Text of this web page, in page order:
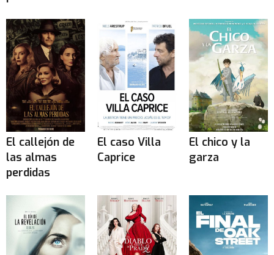
El callejón de
las almas
perdidas
El caso Villa
Caprice
El chico y la
garza